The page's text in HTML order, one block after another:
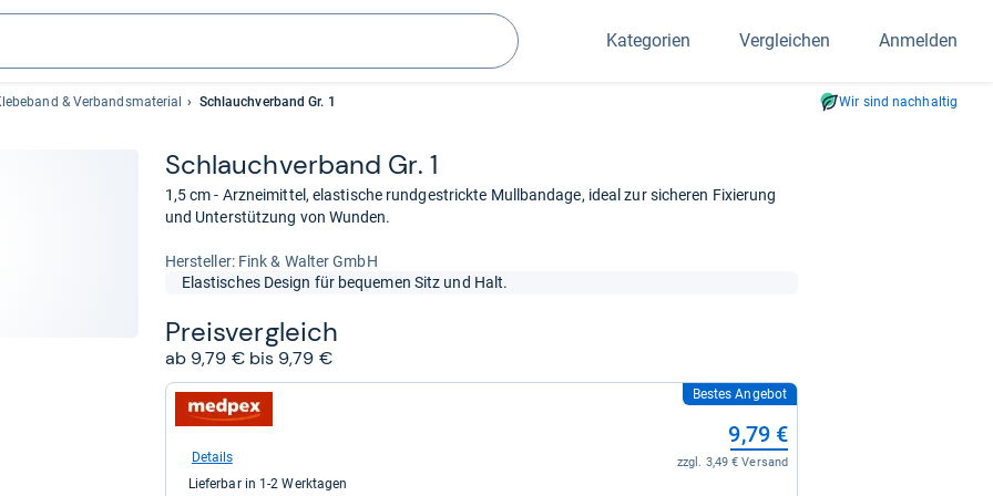
Suchen
Kategorien Vergleichen Anmelden
& Verbandsmaterial Schlauchverband Gr. 1 Wir sind nachhaltig
Schlauch­ver­band Gr. 1
1,5 cm - Arzneimittel, elastische rundgestrickte Mullbandage, ideal zur sicheren Fixierung
und Unterstützung von Wunden.
Her­stel­ler: Fink & Walter GmbH
Elastisches Design für bequemen Sitz und Halt.
Preis­ver­gleich
ab 9,79 € bis 9,79 €
zum
Shop:
medpex
9,79
Bestes Angebot
9,79 €
zzgl. 3,49 € Versand
Details
Lieferbar in 1-2 Werktagen